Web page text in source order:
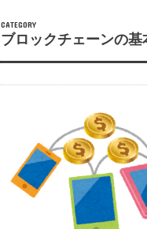
CATEGORY
ブロックチェーンの基